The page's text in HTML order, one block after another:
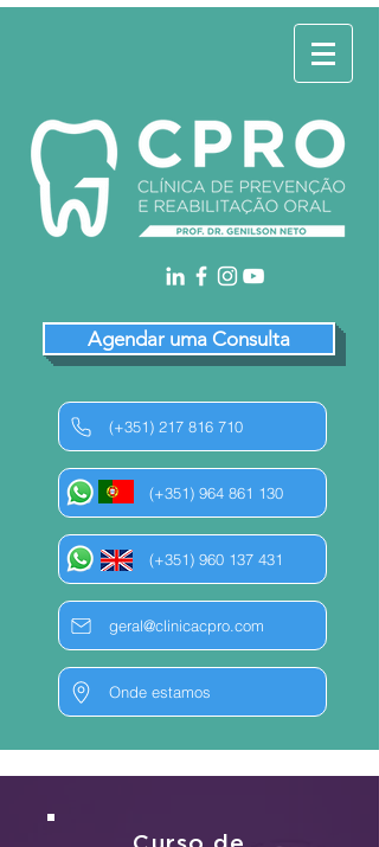
Agendar uma Consulta
(+351) 217 816 710
(+351) 964 861 130
(+351) 960 137 431
geral@clinicacpro.com
Onde estamos
Curso de